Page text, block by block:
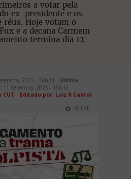
a votar pela
ex-presidente e os
réus. Hoje votam o
e a decana Carmem
termina dia 12
2025 - 09h34 | Última
11 Setembro, 2025 - 16h15
CUT | Editado por: Luiz R Cabral
AHEAD